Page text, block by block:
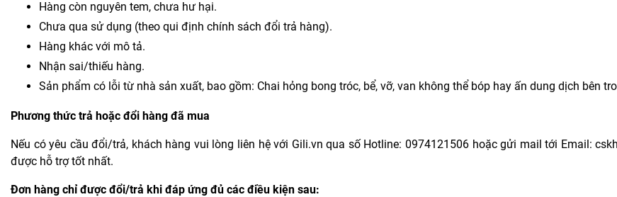
Hàng còn nguyên tem, chưa hư hại.
Chưa qua sử dụng (theo qui định chính sách đổi trả hàng).
Hàng khác với mô tả.
Nhận sai/thiếu hàng.
Sản phẩm có lỗi từ nhà sản xuất, bao gồm: Chai hỏng bong tróc, bể, vỡ, van không thể bóp hay ấn dung dịch bên
Phương thức trả hoặc đổi hàng đã mua
Nếu có yêu cầu đổi/trả, khách hàng vui lòng liên hệ với Gili.vn qua số Hotline: 0974121506 hoặc gửi mail tới Email:
được hỗ trợ tốt nhất.
Đơn hàng chỉ được đổi/trả khi đáp ứng đủ các điều kiện sau: